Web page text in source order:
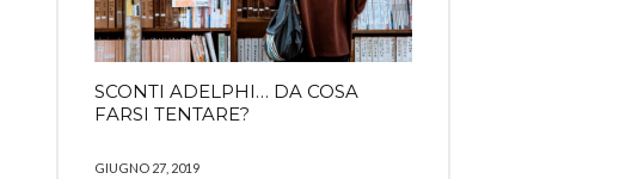
SCONTI ADELPHI… DA COSA
FARSI TENTARE?
GIUGNO 27, 2019